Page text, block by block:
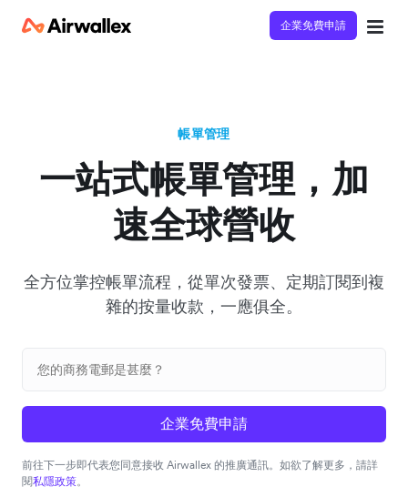
企業免費申請
帳單管理
一站式帳單管理，加
速全球營收
全方位掌控帳單流程，從單次發票、定期訂閱到複
雜的按量收款，一應俱全。
企業免費申請
前往下一步即代表您同意接收 Airwallex 的推廣通訊。如欲了解更多，請詳
閱私隱政策。